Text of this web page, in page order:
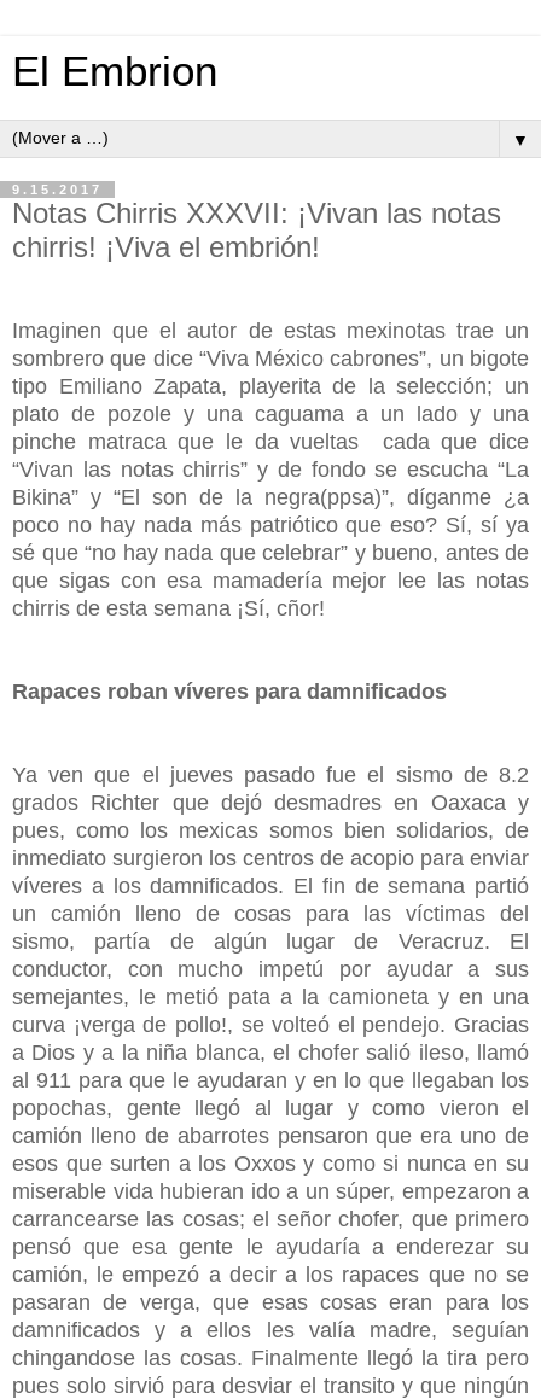
El Embrion
▼
9.15.2017
Notas Chirris XXXVII: ¡Vivan las notas
chirris! ¡Viva el embrión!
Imaginen que el autor de estas mexinotas trae un
sombrero que dice “Viva México cabrones”, un bigote
tipo Emiliano Zapata, playerita de la selección; un
plato de pozole y una caguama a un lado y una
pinche matraca que le da vueltas cada que dice
“Vivan las notas chirris” y de fondo se escucha “La
Bikina” y “El son de la negra(ppsa)”, díganme ¿a
poco no hay nada más patriótico que eso? Sí, sí ya
sé que “no hay nada que celebrar” y bueno, antes de
que sigas con esa mamadería mejor lee las notas
chirris de esta semana ¡Sí, cñor!
Rapaces roban víveres para damnificados
Ya ven que el jueves pasado fue el sismo de 8.2
grados Richter que dejó desmadres en Oaxaca y
pues, como los mexicas somos bien solidarios, de
inmediato surgieron los centros de acopio para enviar
víveres a los damnificados. El fin de semana partió
un camión lleno de cosas para las víctimas del
sismo, partía de algún lugar de Veracruz. El
conductor, con mucho impetú por ayudar a sus
semejantes, le metió pata a la camioneta y en una
curva ¡verga de pollo!, se volteó el pendejo. Gracias
a Dios y a la niña blanca, el chofer salió ileso, llamó
al 911 para que le ayudaran y en lo que llegaban los
popochas, gente llegó al lugar y como vieron el
camión lleno de abarrotes pensaron que era uno de
esos que surten a los Oxxos y como si nunca en su
miserable vida hubieran ido a un súper, empezaron a
carrancearse las cosas; el señor chofer, que primero
pensó que esa gente le ayudaría a enderezar su
camión, le empezó a decir a los rapaces que no se
pasaran de verga, que esas cosas eran para los
damnificados y a ellos les valía madre, seguían
chingandose las cosas. Finalmente llegó la tira pero
pues solo sirvió para desviar el transito y que ningún